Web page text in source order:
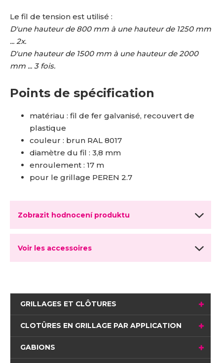
Le fil de tension est utilisé :
D'une hauteur de 800 mm à une hauteur de 1250 mm
... 2x.
D'une hauteur de 1500 mm à une hauteur de 2000
mm ... 3 fois.
Points de spécification
matériau : fil de fer galvanisé, recouvert de
plastique
couleur : brun RAL 8017
diamètre du fil : 3,8 mm
enroulement : 17 m
pour le grillage PEREN 2.7
Zobrazit hodnocení produktu
Voir les accessoires
GRILLAGES ET CLÔTURES
CLOTÛRES EN GRILLAGE PAR APPLICATION
GABIONS